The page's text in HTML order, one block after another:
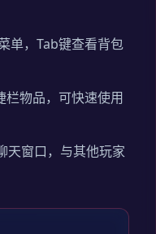
单，Tab键查看背包
栏物品，可快速使用
天窗口，与其他玩家